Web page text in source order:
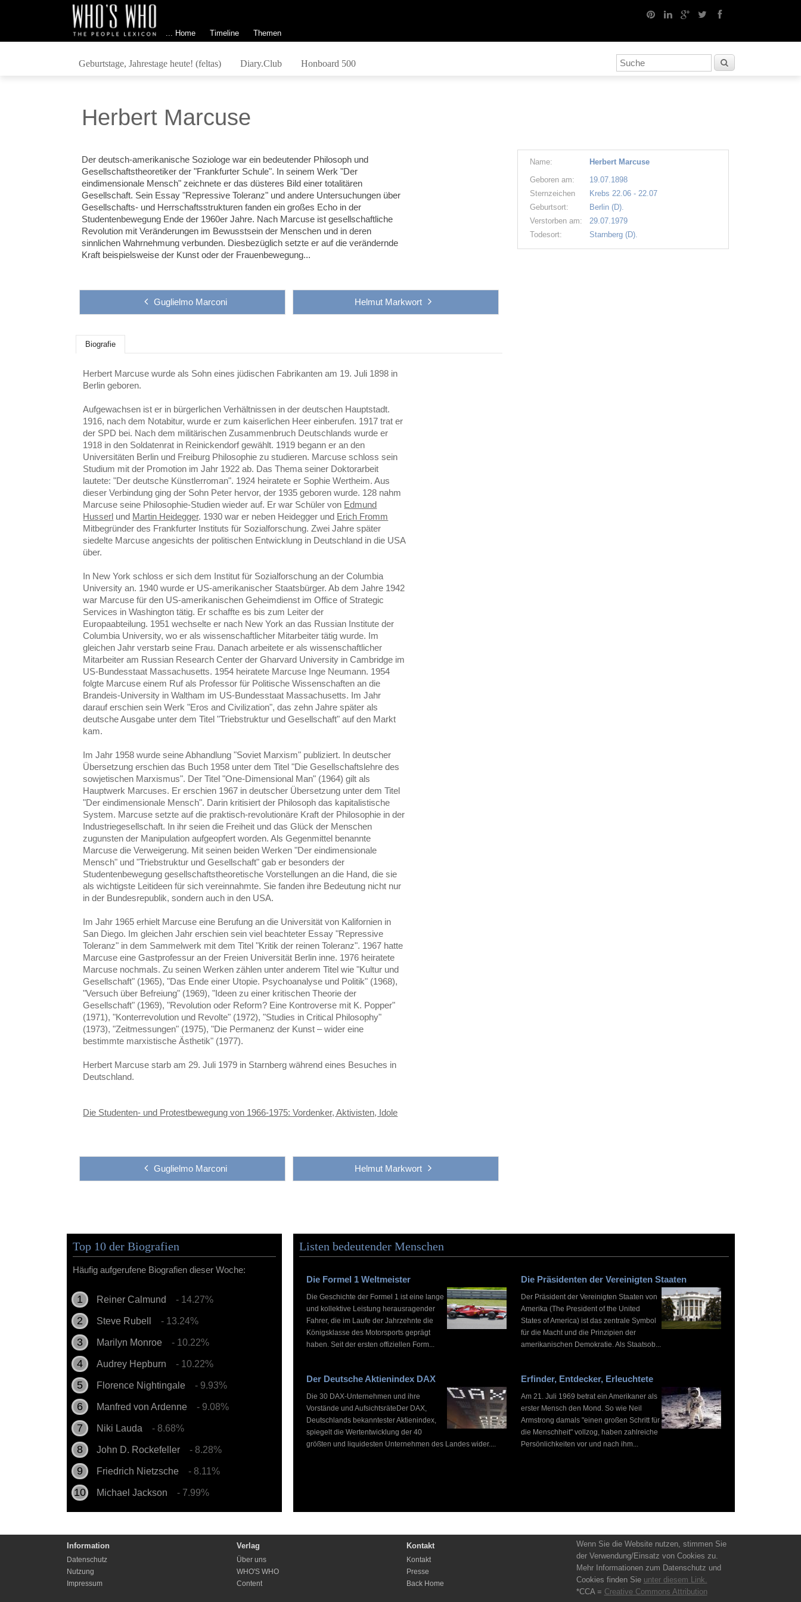
... Home Timeline Themen
Geburtstage, Jahrestage heute! (feltas) Diary.Club Honboard 500
Herbert Marcuse
Der deutsch-amerikanische Soziologe war ein bedeutender Philosoph und
Gesellschaftstheoretiker der "Frankfurter Schule". In seinem Werk "Der
eindimensionale Mensch" zeichnete er das düsteres Bild einer totalitären
Gesellschaft. Sein Essay "Repressive Toleranz" und andere Untersuchungen über
Gesellschafts- und Herrschaftsstrukturen fanden ein großes Echo in der
Studentenbewegung Ende der 1960er Jahre. Nach Marcuse ist gesellschaftliche
Revolution mit Veränderungen im Bewusstsein der Menschen und in deren
sinnlichen Wahrnehmung verbunden. Diesbezüglich setzte er auf die verändernde
Kraft beispielsweise der Kunst oder der Frauenbewegung...
Guglielmo Marconi Helmut Markwort
Biografie
Herbert Marcuse wurde als Sohn eines jüdischen Fabrikanten am 19. Juli 1898 in
Berlin geboren.
Aufgewachsen ist er in bürgerlichen Verhältnissen in der deutschen Hauptstadt.
1916, nach dem Notabitur, wurde er zum kaiserlichen Heer einberufen. 1917 trat er
der SPD bei. Nach dem militärischen Zusammenbruch Deutschlands wurde er
1918 in den Soldatenrat in Reinickendorf gewählt. 1919 begann er an den
Universitäten Berlin und Freiburg Philosophie zu studieren. Marcuse schloss sein
Studium mit der Promotion im Jahr 1922 ab. Das Thema seiner Doktorarbeit
lautete: "Der deutsche Künstlerroman". 1924 heiratete er Sophie Wertheim. Aus
dieser Verbindung ging der Sohn Peter hervor, der 1935 geboren wurde. 128 nahm
Marcuse seine Philosophie-Studien wieder auf. Er war Schüler von Edmund
Husserl und Martin Heidegger. 1930 war er neben Heidegger und Erich Fromm
Mitbegründer des Frankfurter Instituts für Sozialforschung. Zwei Jahre später
siedelte Marcuse angesichts der politischen Entwicklung in Deutschland in die USA
über.
In New York schloss er sich dem Institut für Sozialforschung an der Columbia
University an. 1940 wurde er US-amerikanischer Staatsbürger. Ab dem Jahre 1942
war Marcuse für den US-amerikanischen Geheimdienst im Office of Strategic
Services in Washington tätig. Er schaffte es bis zum Leiter der
Europaabteilung. 1951 wechselte er nach New York an das Russian Institute der
Columbia University, wo er als wissenschaftlicher Mitarbeiter tätig wurde. Im
gleichen Jahr verstarb seine Frau. Danach arbeitete er als wissenschaftlicher
Mitarbeiter am Russian Research Center der Gharvard University in Cambridge im
US-Bundesstaat Massachusetts. 1954 heiratete Marcuse Inge Neumann. 1954
folgte Marcuse einem Ruf als Professor für Politische Wissenschaften an die
Brandeis-University in Waltham im US-Bundesstaat Massachusetts. Im Jahr
darauf erschien sein Werk "Eros and Civilization", das zehn Jahre später als
deutsche Ausgabe unter dem Titel "Triebstruktur und Gesellschaft" auf den Markt
kam.
Im Jahr 1958 wurde seine Abhandlung "Soviet Marxism" publiziert. In deutscher
Übersetzung erschien das Buch 1958 unter dem Titel "Die Gesellschaftslehre des
sowjetischen Marxismus". Der Titel "One-Dimensional Man" (1964) gilt als
Hauptwerk Marcuses. Er erschien 1967 in deutscher Übersetzung unter dem Titel
"Der eindimensionale Mensch". Darin kritisiert der Philosoph das kapitalistische
System. Marcuse setzte auf die praktisch-revolutionäre Kraft der Philosophie in der
Industriegesellschaft. In ihr seien die Freiheit und das Glück der Menschen
zugunsten der Manipulation aufgeopfert worden. Als Gegenmittel benannte
Marcuse die Verweigerung. Mit seinen beiden Werken "Der eindimensionale
Mensch" und "Triebstruktur und Gesellschaft" gab er besonders der
Studentenbewegung gesellschaftstheoretische Vorstellungen an die Hand, die sie
als wichtigste Leitideen für sich vereinnahmte. Sie fanden ihre Bedeutung nicht nur
in der Bundesrepublik, sondern auch in den USA.
Im Jahr 1965 erhielt Marcuse eine Berufung an die Universität von Kalifornien in
San Diego. Im gleichen Jahr erschien sein viel beachteter Essay "Repressive
Toleranz" in dem Sammelwerk mit dem Titel "Kritik der reinen Toleranz". 1967 hatte
Marcuse eine Gastprofessur an der Freien Universität Berlin inne. 1976 heiratete
Marcuse nochmals. Zu seinen Werken zählen unter anderem Titel wie "Kultur und
Gesellschaft" (1965), "Das Ende einer Utopie. Psychoanalyse und Politik" (1968),
"Versuch über Befreiung" (1969), "Ideen zu einer kritischen Theorie der
Gesellschaft" (1969), "Revolution oder Reform? Eine Kontroverse mit K. Popper"
(1971), "Konterrevolution und Revolte" (1972), "Studies in Critical Philosophy"
(1973), "Zeitmessungen" (1975), "Die Permanenz der Kunst – wider eine
bestimmte marxistische Ästhetik" (1977).
Herbert Marcuse starb am 29. Juli 1979 in Starnberg während eines Besuches in
Deutschland.
Die Studenten- und Protestbewegung von 1966-1975: Vordenker, Aktivisten, Idole
Guglielmo Marconi Helmut Markwort
Name:
Herbert Marcuse
Geboren am:
19.07.1898
Sternzeichen
Krebs 22.06 - 22.07
Geburtsort:
Berlin (D).
Verstorben am:
29.07.1979
Todesort:
Starnberg (D).
Top 10 der Biografien
Häufig aufgerufene Biografien dieser Woche:
Reiner Calmund - 14.27%
Steve Rubell - 13.24%
Marilyn Monroe - 10.22%
Audrey Hepburn - 10.22%
Florence Nightingale - 9.93%
Manfred von Ardenne - 9.08%
Niki Lauda - 8.68%
John D. Rockefeller - 8.28%
Friedrich Nietzsche - 8.11%
Michael Jackson - 7.99%
Listen bedeutender Menschen
Die Formel 1 Weltmeister
Die Geschichte der Formel 1 ist eine lange
und kollektive Leistung herausragender
Fahrer, die im Laufe der Jahrzehnte die
Königsklasse des Motorsports geprägt
haben. Seit der ersten offiziellen Form...
Die Präsidenten der Vereinigten Staaten
Der Präsident der Vereinigten Staaten von
Amerika (The President of the United
States of America) ist das zentrale Symbol
für die Macht und die Prinzipien der
amerikanischen Demokratie. Als Staatsob...
Der Deutsche Aktienindex DAX
Die 30 DAX-Unternehmen und ihre
Vorstände und AufsichtsräteDer DAX,
Deutschlands bekanntester Aktienindex,
spiegelt die Wertentwicklung der 40
größten und liquidesten Unternehmen des Landes wider....
Erfinder, Entdecker, Erleuchtete
Am 21. Juli 1969 betrat ein Amerikaner als
erster Mensch den Mond. So wie Neil
Armstrong damals "einen großen Schritt für
die Menschheit" vollzog, haben zahlreiche
Persönlichkeiten vor und nach ihm...
Information
Datenschutz
Nutzung
Impressum
Verlag
Über uns
WHO'S WHO
Content
Kontakt
Kontakt
Presse
Back Home
Wenn Sie die Website nutzen, stimmen Sie
der Verwendung/Einsatz von Cookies zu.
Mehr Informationen zum Datenschutz und
Cookies finden Sie unter diesem Link.
*CCA = Creative Commons Attribution